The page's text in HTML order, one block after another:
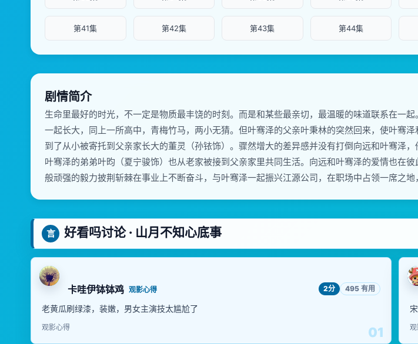
第41集 第42集 第43集 第44集
剧情简介
生命里最好的时光，不一定是物质最丰饶的时刻。而是和某些最亲切，最温暖的味道联系在一
一起长大，同上一所高中，青梅竹马，两小无猜。但叶骞泽的父亲叶秉林的突然回来，使叶骞
到了从小被寄托到父亲家长大的董灵（孙铱饰）。骤然增大的差异感并没有打倒向远和叶骞泽
叶骞泽的弟弟叶昀（夏宁骏饰）也从老家被接到父亲家里共同生活。向远和叶骞泽的爱情也在
般顽强的毅力披荆斩棘在事业上不断奋斗，与叶骞泽一起振兴江源公司，在职场中占领一席之地
言 好看吗讨论 · 山月不知心底事
01
卡哇伊钵钵鸡 观影心得 2分 495 有用
老黄瓜刷绿漆，装嫩，男女主演技太尴尬了
观影心得